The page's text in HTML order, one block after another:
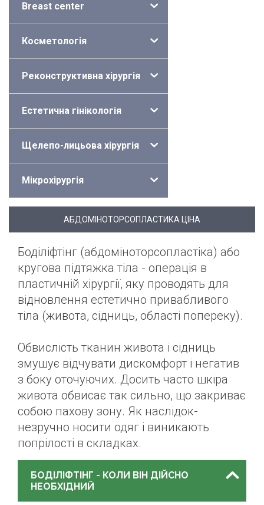
Breast center
Косметологія
Реконструктивна хірургія
Естетична гінікологія
Щелепо-лицьова хірургія
Мікрохірургія
АБДОМІНОТОРСОПЛАСТИКА ЦІНА
Боділіфтінг (абдоміноторсопластіка) або
кругова підтяжка тіла - операція в
пластичній хірургії, яку проводять для
відновлення естетично привабливого
тіла (живота, сідниць, області попереку).
Обвислість тканин живота і сідниць
змушує відчувати дискомфорт і негатив
з боку оточуючих. Досить часто шкіра
живота обвисає так сильно, що закриває
собою пахову зону. Як наслідок-
незручно носити одяг і виникають
попрілості в складках.
БОДІЛІФТІНГ - КОЛИ ВІН ДІЙСНО
НЕОБХІДНИЙ